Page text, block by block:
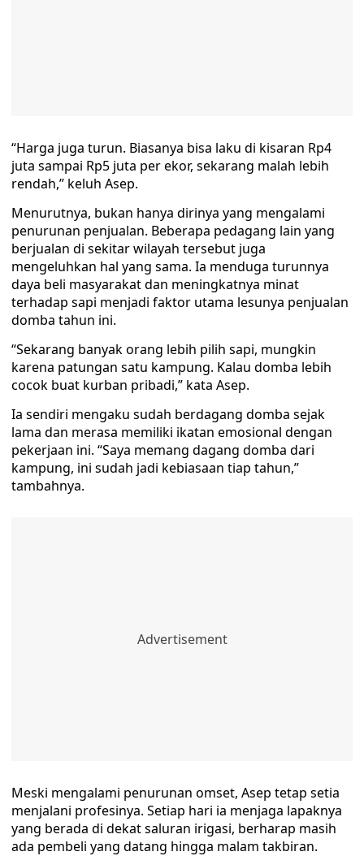
“Harga juga turun. Biasanya bisa laku di kisaran Rp4
juta sampai Rp5 juta per ekor, sekarang malah lebih
rendah,” keluh Asep.
Menurutnya, bukan hanya dirinya yang mengalami
penurunan penjualan. Beberapa pedagang lain yang
berjualan di sekitar wilayah tersebut juga
mengeluhkan hal yang sama. Ia menduga turunnya
daya beli masyarakat dan meningkatnya minat
terhadap sapi menjadi faktor utama lesunya penjualan
domba tahun ini.
“Sekarang banyak orang lebih pilih sapi, mungkin
karena patungan satu kampung. Kalau domba lebih
cocok buat kurban pribadi,” kata Asep.
Ia sendiri mengaku sudah berdagang domba sejak
lama dan merasa memiliki ikatan emosional dengan
pekerjaan ini. “Saya memang dagang domba dari
kampung, ini sudah jadi kebiasaan tiap tahun,”
tambahnya.
Meski mengalami penurunan omset, Asep tetap setia
menjalani profesinya. Setiap hari ia menjaga lapaknya
yang berada di dekat saluran irigasi, berharap masih
ada pembeli yang datang hingga malam takbiran.